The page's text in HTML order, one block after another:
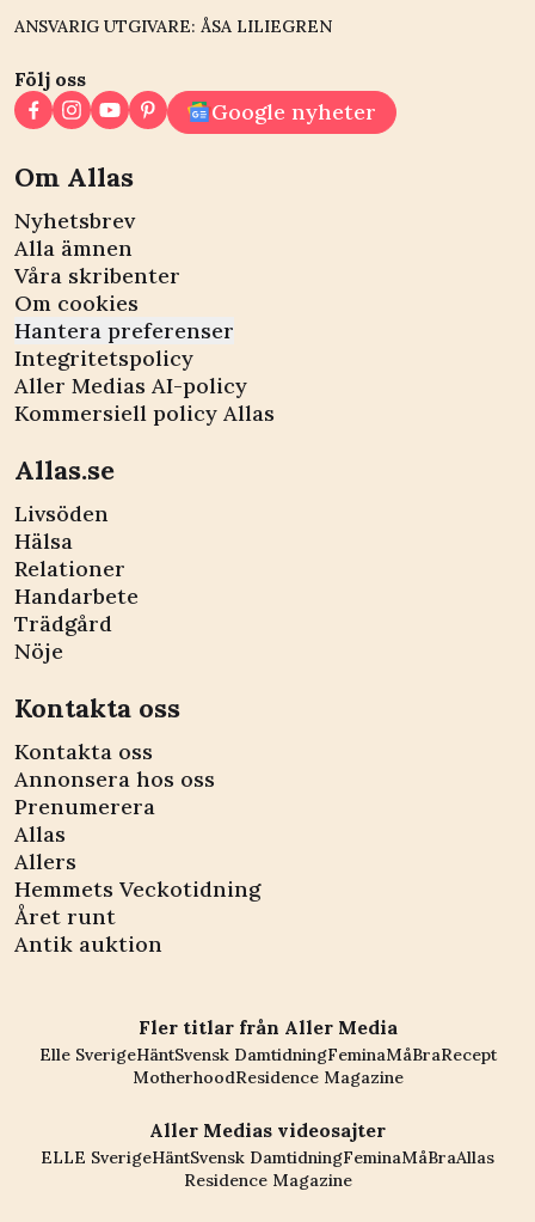
ANSVARIG UTGIVARE: ÅSA LILIEGREN
Följ oss
Google nyheter
Om Allas
Nyhetsbrev
Alla ämnen
Våra skribenter
Om cookies
Hantera preferenser
Integritetspolicy
Aller Medias AI-policy
Kommersiell policy Allas
Allas.se
Livsöden
Hälsa
Relationer
Handarbete
Trädgård
Nöje
Kontakta oss
Kontakta oss
Annonsera hos oss
Prenumerera
Allas
Allers
Hemmets Veckotidning
Året runt
Antik auktion
Fler titlar från Aller Media
Elle SverigeHäntSvensk DamtidningFeminaMåBraRecept
MotherhoodResidence Magazine
Aller Medias videosajter
ELLE SverigeHäntSvensk DamtidningFeminaMåBraAllas
Residence Magazine